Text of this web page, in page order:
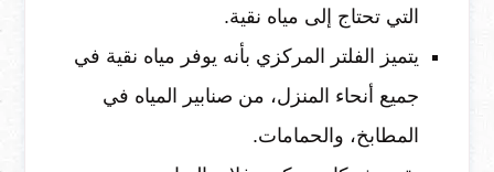
التي تحتاج إلى مياه نقية.
يتميز الفلتر المركزي بأنه يوفر مياه نقية في
جميع أنحاء المنزل، من صنابير المياه في
المطابخ، والحمامات.